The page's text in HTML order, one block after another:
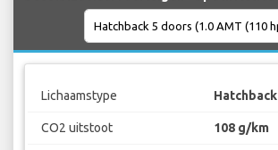
Lichaamstype Hatchback
CO2 uitstoot 108 g/km